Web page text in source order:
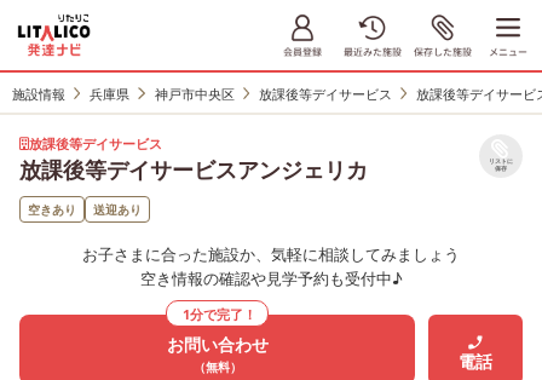
施設情報 兵庫県 神戸市中央区 放課後等デイサービス 放課後等デイサービ
放課後等デイサービス
放課後等デイサービスアンジェリカ リストに
保存
空きあり 送迎あり
お子さまに合った施設か、気軽に相談してみましょう
空き情報の確認や見学予約も受付中♪
1分で完了！
お問い合わせ
（無料） 電話